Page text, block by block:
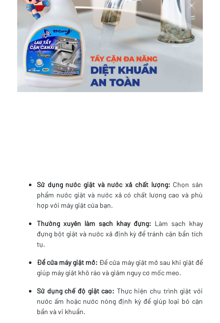
Sử dụng nước giặt và nước xả chất lượng: Chọn sản
phẩm nước giặt và nước xả có chất lượng cao và phù
hợp với máy giặt của bạn.
Thường xuyên làm sạch khay đựng: Làm sạch khay
đựng bột giặt và nước xả định kỳ để tránh cặn bẩn tích
tụ.
Để cửa máy giặt mở: Để cửa máy giặt mở sau khi giặt để
giúp máy giặt khô ráo và giảm nguy cơ mốc meo.
Sử dụng chế độ giặt cao: Thực hiện chu trình giặt với
nước ấm hoặc nước nóng định kỳ để giúp loại bỏ cặn
bẩn và vi khuẩn.